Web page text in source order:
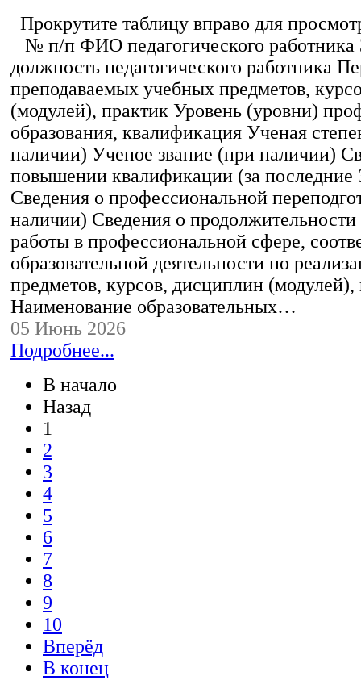
Прокрутите таблицу вправо для
№ п/п ФИО педагогического работника
должность педагогического работника
преподаваемых учебных предметов,
(модулей), практик Уровень (уровни)
образования, квалификация Ученая
наличии) Ученое звание (при наличии)
повышении квалификации (за последние
Сведения о профессиональной
наличии) Сведения о
работы в профессиональной сфере,
образовательной деятельности по
предметов, курсов, дисциплин (модулей),
Наименование образовательных…
05 Июнь 2026
Подробнее...
В начало
Назад
1
2
3
4
5
6
7
8
9
10
Вперёд
В конец